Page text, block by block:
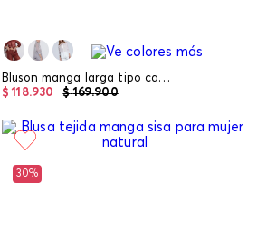
Bluson manga larga tipo camisero para mujer
$ 169.900
$ 118.930
30%